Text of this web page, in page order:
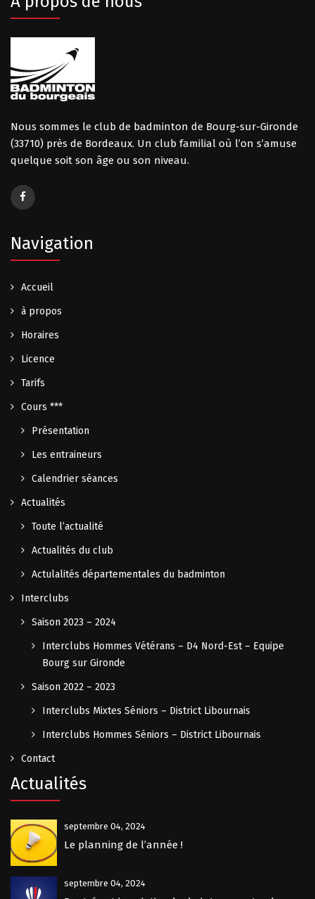
Nous sommes le club de badminton de Bourg-sur-Gironde
(33710) près de Bordeaux. Un club familial où l’on s’amuse
quelque soit son âge ou son niveau.
Navigation
Accueil
à propos
Horaires
Licence
Tarifs
Cours ***
Présentation
Les entraineurs
Calendrier séances
Actualités
Toute l’actualité
Actualités du club
Actulalités départementales du badminton
Interclubs
Saison 2023 – 2024
Interclubs Hommes Vétérans – D4 Nord-Est – Equipe
Bourg sur Gironde
Saison 2022 – 2023
Interclubs Mixtes Séniors – District Libournais
Interclubs Hommes Séniors – District Libournais
Contact
Actualités
septembre 04, 2024
Le planning de l’année !
septembre 04, 2024